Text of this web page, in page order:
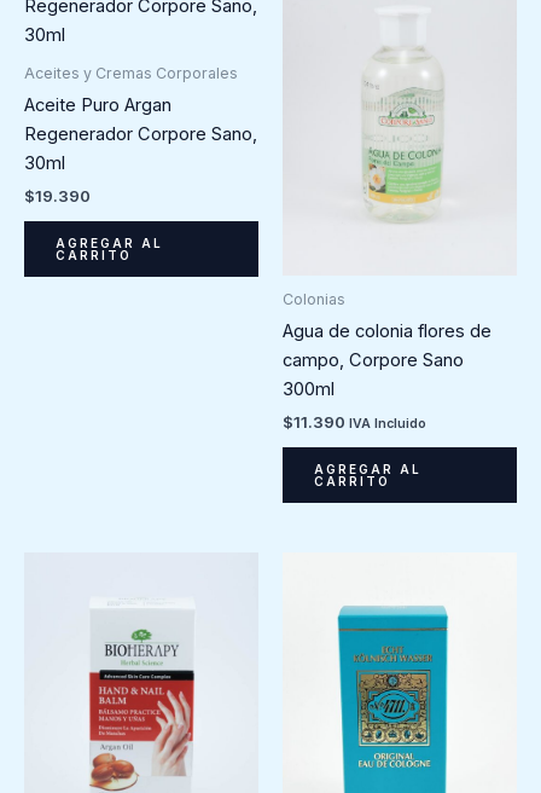
Aceites y Cremas Corporales
Aceite Puro Argan
Regenerador Corpore Sano,
30ml
$19.390
AGREGAR AL
CARRITO
Colonias
Agua de colonia flores de
campo, Corpore Sano
300ml
$11.390 IVA Incluido
AGREGAR AL
CARRITO